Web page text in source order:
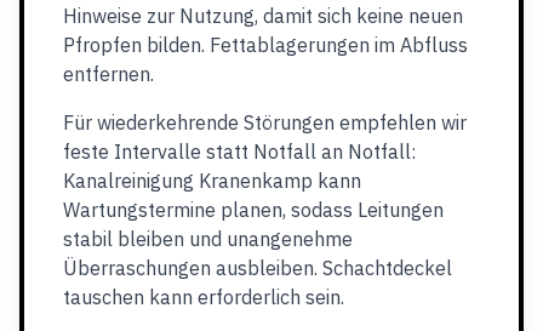
Hinweise zur Nutzung, damit sich keine neuen
Pfropfen bilden. Fettablagerungen im Abfluss
entfernen.
Für wiederkehrende Störungen empfehlen wir
feste Intervalle statt Notfall an Notfall:
Kanalreinigung Kranenkamp kann
Wartungstermine planen, sodass Leitungen
stabil bleiben und unangenehme
Überraschungen ausbleiben. Schachtdeckel
tauschen kann erforderlich sein.